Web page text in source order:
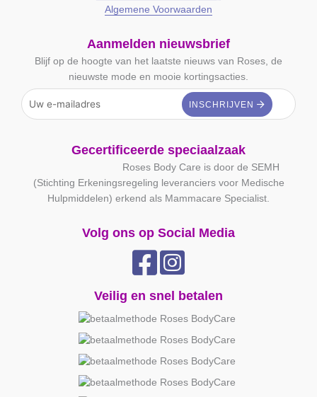
Algemene Voorwaarden
Aanmelden nieuwsbrief
Blijf op de hoogte van het laatste nieuws van Roses, de
nieuwste mode en mooie kortingsacties.
Gecertificeerde speciaalzaak
Roses Body Care is door de SEMH
(Stichting Erkeningsregeling leveranciers voor Medische
Hulpmiddelen) erkend als Mammacare Specialist.
Volg ons op Social Media
Veilig en snel betalen